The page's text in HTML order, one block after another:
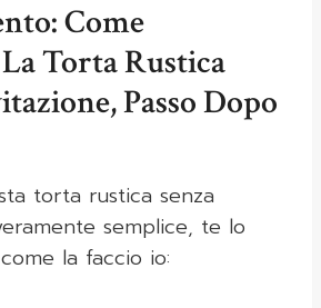
Come
Torta Rustica
Passo Dopo
torta rustica senza
semplice, te lo
la faccio io: